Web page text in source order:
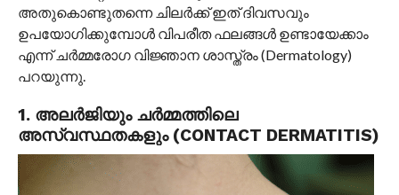
അതുകൊണ്ടുതന്നെ ചിലർക്ക് ഇത് ദിവസവും
ഉപയോഗിക്കുമ്പോൾ വിപരീത ഫലങ്ങൾ ഉണ്ടായേക്കാം
എന്ന് ചർമ്മരോഗ വിജ്ഞാന ശാസ്ത്രം (Dermatology)
പറയുന്നു.
1. അലർജിയും ചർമ്മത്തിലെ
അസ്വസ്ഥതകളും (CONTACT DERMATITIS)